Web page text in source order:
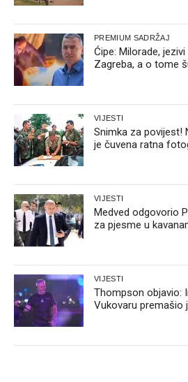
PREMIUM SADRŽAJ
Ćipe: Milorade,
Zagreba, a o tome
VIJESTI
Snimka za povijest!
je čuvena ratna
VIJESTI
Medved odgovorio
za pjesme u
VIJESTI
Thompson objavio:
Vukovaru premašio